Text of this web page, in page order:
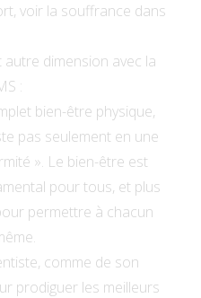
voir la souffrance dans
dimension avec la
:
bien-être physique,
pas seulement en une
». Le bien-être est
pour tous, et plus
permettre à chacun
comme de son
prodiguer les meilleurs